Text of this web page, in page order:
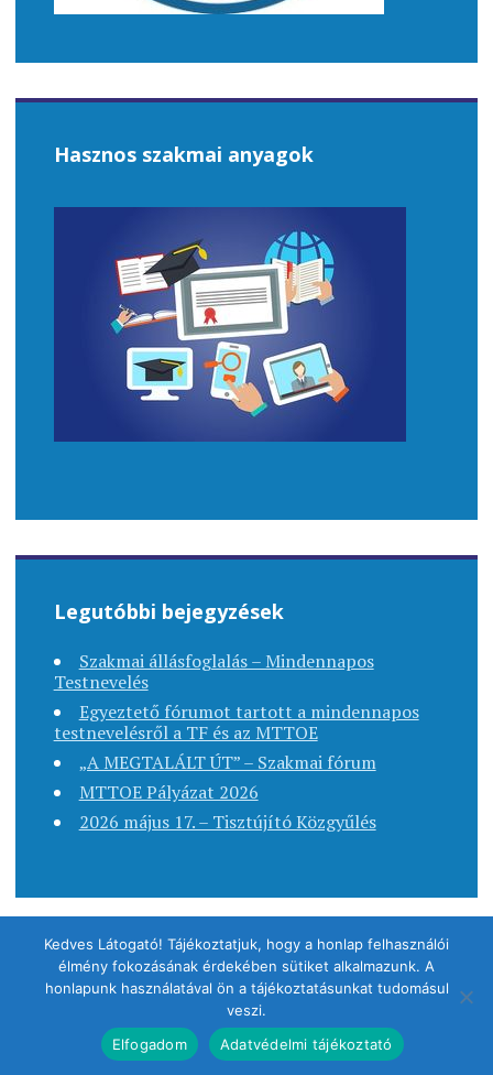
Hasznos szakmai anyagok
Legutóbbi bejegyzések
Szakmai állásfoglalás – Mindennapos
Testnevelés
Egyeztető fórumot tartott a mindennapos
testnevelésről a TF és az MTTOE
„A MEGTALÁLT ÚT” – Szakmai fórum
MTTOE Pályázat 2026
2026 május 17. – Tisztújító Közgyűlés
Copyright © 2020. MTTOE - Minden jog fenntartva.
Sablon: Apostrophe Szerző:antsan.
Kedves Látogató! Tájékoztatjuk, hogy a honlap felhasználói
élmény fokozásának érdekében sütiket alkalmazunk. A
honlapunk használatával ön a tájékoztatásunkat tudomásul
veszi.
Elfogadom
Adatvédelmi tájékoztató